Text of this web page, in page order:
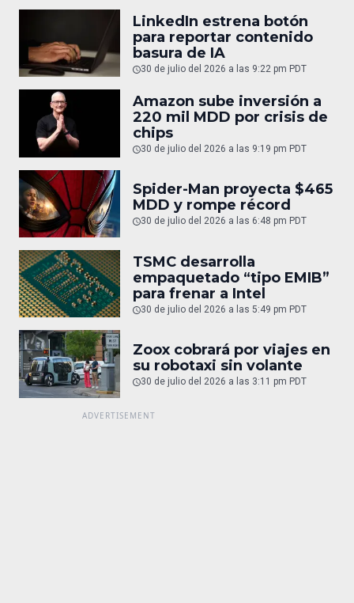
LinkedIn estrena botón
para reportar contenido
basura de IA
30 de julio del 2026 a las 9:22 pm PDT
Amazon sube inversión a
220 mil MDD por crisis de
chips
30 de julio del 2026 a las 9:19 pm PDT
Spider-Man proyecta $465
MDD y rompe récord
30 de julio del 2026 a las 6:48 pm PDT
TSMC desarrolla
empaquetado “tipo EMIB”
para frenar a Intel
30 de julio del 2026 a las 5:49 pm PDT
Zoox cobrará por viajes en
su robotaxi sin volante
30 de julio del 2026 a las 3:11 pm PDT